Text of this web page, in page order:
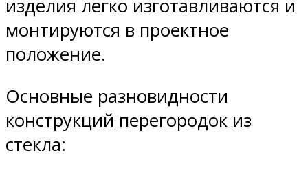
изделия легко изготавливаются и
монтируются в проектное
положение.
Основные разновидности
конструкций перегородок из
стекла: